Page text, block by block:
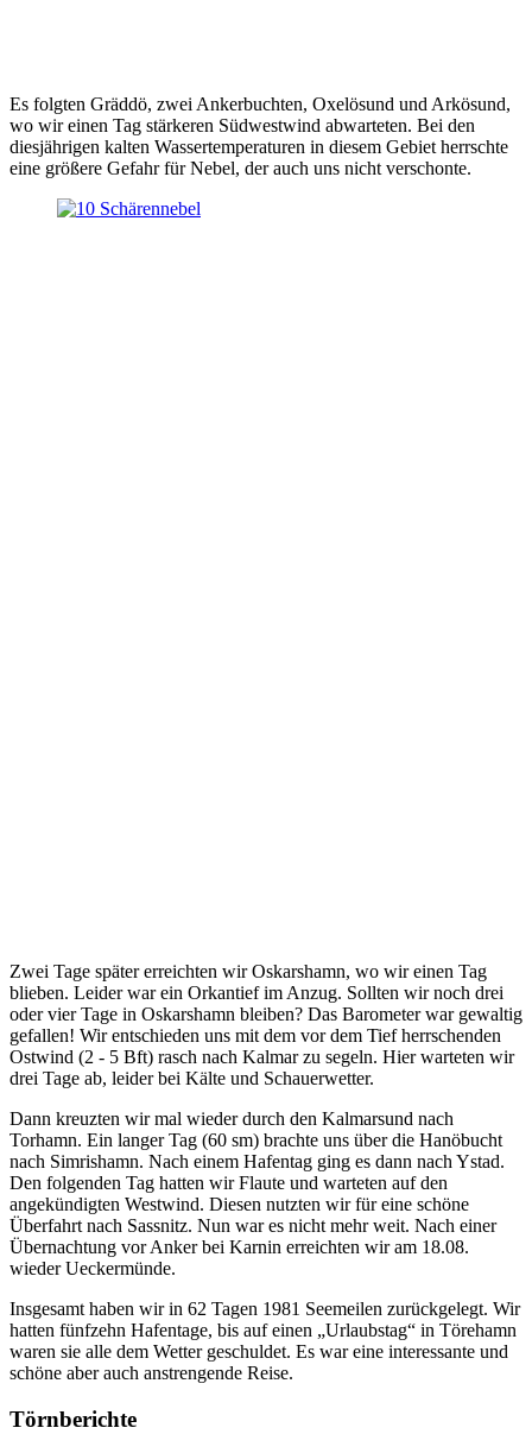
Es folgten Gräddö, zwei Ankerbuchten, Oxelösund und Arkösund,
wo wir einen Tag stärkeren Südwestwind abwarteten. Bei den
diesjährigen kalten Wassertemperaturen in diesem Gebiet herrschte
eine größere Gefahr für Nebel, der auch uns nicht verschonte.
Zwei Tage später erreichten wir Oskarshamn, wo wir einen Tag
blieben. Leider war ein Orkantief im Anzug. Sollten wir noch drei
oder vier Tage in Oskarshamn bleiben? Das Barometer war gewaltig
gefallen! Wir entschieden uns mit dem vor dem Tief herrschenden
Ostwind (2 - 5 Bft) rasch nach Kalmar zu segeln. Hier warteten wir
drei Tage ab, leider bei Kälte und Schauerwetter.
Dann kreuzten wir mal wieder durch den Kalmarsund nach
Torhamn. Ein langer Tag (60 sm) brachte uns über die Hanöbucht
nach Simrishamn. Nach einem Hafentag ging es dann nach Ystad.
Den folgenden Tag hatten wir Flaute und warteten auf den
angekündigten Westwind. Diesen nutzten wir für eine schöne
Überfahrt nach Sassnitz. Nun war es nicht mehr weit. Nach einer
Übernachtung vor Anker bei Karnin erreichten wir am 18.08.
wieder Ueckermünde.
Insgesamt haben wir in 62 Tagen 1981 Seemeilen zurückgelegt. Wir
hatten fünfzehn Hafentage, bis auf einen „Urlaubstag“ in Törehamn
waren sie alle dem Wetter geschuldet. Es war eine interessante und
schöne aber auch anstrengende Reise.
Törnberichte